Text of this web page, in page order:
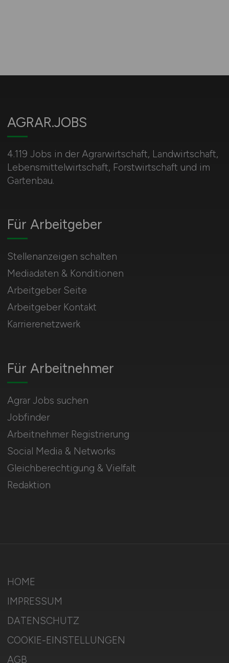
AGRAR.JOBS
4.119 Jobs in der Agrarwirtschaft, Landwirtschaft,
Lebensmittelwirtschaft, Forstwirtschaft und im
Gartenbau.
Für Arbeitnehmer
Agrar Jobs suchen
Jobfinder
Arbeitnehmer Registrierung
Social Media & Networks
Gleichberechtigung & Vielfalt
Redaktion
Für Arbeitgeber
Stellenanzeigen schalten
Mediadaten & Konditionen
Arbeitgeber Seite
Arbeitgeber Kontakt
Karrierenetzwerk
HOME
IMPRESSUM
DATENSCHUTZ
COOKIE-EINSTELLUNGEN
AGB